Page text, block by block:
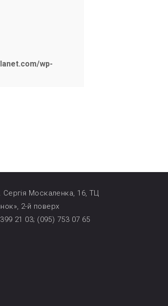
wp-
Москаленка, 16, ТЦ
ринок», 2-й поверх
21 03; (095) 753 07 65